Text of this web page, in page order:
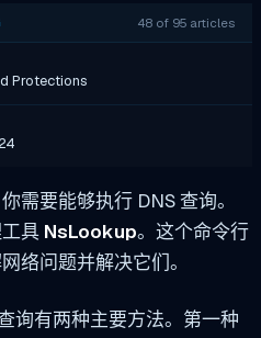
48 of 95 articles
Protections
需要能够执行 DNS 查询。
具 NsLookup。这个命令行
络问题并解决它们。
询有两种主要方法。第一种